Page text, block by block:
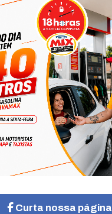
Curta nossa página